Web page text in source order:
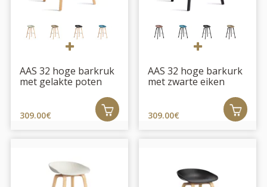
AAS 32 hoge barkruk
met gelakte poten
309.00€
AAS 32 hoge barkurk
met zwarte eiken
309.00€